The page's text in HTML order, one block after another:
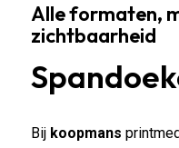
Alle formaten,
zichtbaarheid
Bij koopmans